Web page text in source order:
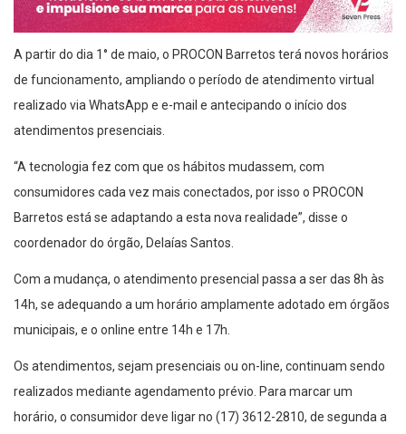
A partir do dia 1° de maio, o PROCON Barretos terá novos horários
de funcionamento, ampliando o período de atendimento virtual
realizado via WhatsApp e e-mail e antecipando o início dos
atendimentos presenciais.
“A tecnologia fez com que os hábitos mudassem, com
consumidores cada vez mais conectados, por isso o PROCON
Barretos está se adaptando a esta nova realidade”, disse o
coordenador do órgão, Delaías Santos.
Com a mudança, o atendimento presencial passa a ser das 8h às
14h, se adequando a um horário amplamente adotado em órgãos
municipais, e o online entre 14h e 17h.
Os atendimentos, sejam presenciais ou on-line, continuam sendo
realizados mediante agendamento prévio. Para marcar um
horário, o consumidor deve ligar no (17) 3612-2810, de segunda a